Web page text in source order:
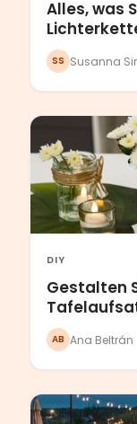
Alles, was
SS Susanna
DIY
Gestalten
AB Ana Beltrán